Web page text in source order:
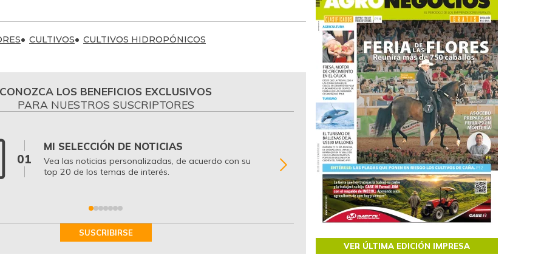
CULTIVOS CULTIVOS HIDROPÓNICOS
CONOZCA LOS BENEFICIOS EXCLUSIVOS
PARA NUESTROS SUSCRIPTORES
01
MI SELECCIÓN DE NOTICIAS
Vea las noticias personalizadas, de acuerdo con su
top 20 de los temas de interés.
02
BITÁCORA EMPRESARIAL 10.000 LR
Recopilación clasificada por sectores
regiones del comportamiento general y
de las 10.000 primeras empresas en ventas
Colombia.
SUSCRIBIRSE
VER ÚLTIMA EDICIÓN IMPRESA